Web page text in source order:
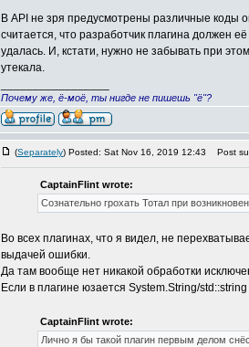
В API не зря предусмотрены различные коды
считается, что разработчик плагина должен
удалась. И, кстати, нужно не забывать при
утекала.
Почему же, ё-моё, ты нигде не пишешь "ё"?
(Separately) Posted: Sat Nov 16, 2019 12:43 Post
CaptainFlint wrote:
Сознательно грохать Тотал при
Во всех плагинах, что я видел, не
выдачей ошибки.
Да там вообще нет никакой обработки
Если в плагине юзается System.String/
CaptainFlint wrote:
Лично я бы такой плагин первым делом